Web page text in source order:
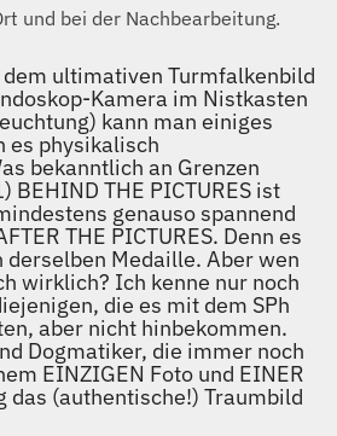
und bei der Nachbearbeitung.
dem ultimativen Turmfalkenbild
Kamera im Nistkasten
kann man einiges
es physikalisch
bekanntlich an Grenzen
BEHIND THE PICTURES ist
genauso spannend
THE PICTURES. Denn es
derselben Medaille. Aber wen
wirklich? Ich kenne nur noch
die es mit dem SPh
aber nicht hinbekommen.
Dogmatiker, die immer noch
EINZIGEN Foto und EINER
das (authentische!) Traumbild